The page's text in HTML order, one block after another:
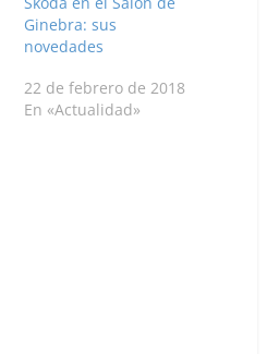
Ginebra: sus
novedades
22 de febrero de 2018
En «Actualidad»